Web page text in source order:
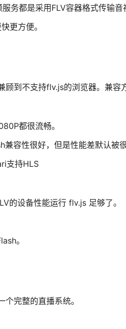
务都是采用FLV容器格式传输音
更方便。
到不支持flv.js的浏览器。兼容
都很流畅。
容性很好，但是性能差默认被很
支持HLS
的设备性能运行 flv.js 足够了。
。
完整的直播系统。